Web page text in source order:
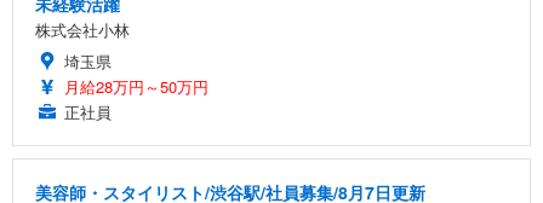
株式会社小林
埼玉県
月給28万円～50万円
正社員
美容師・スタイリスト/渋谷駅/社員募集/8月7日更新